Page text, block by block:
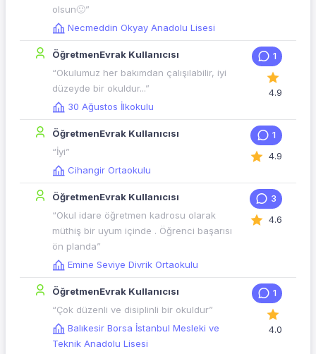
olsun🙂”
Necmeddin Okyay Anadolu Lisesi
ÖğretmenEvrak Kullanıcısı
“Okulumuz her bakımdan çalışılabilir, iyi
düzeyde bir okuldur...”
30 Ağustos İlkokulu
1
4.9
ÖğretmenEvrak Kullanıcısı
“İyi”
Cihangir Ortaokulu
1
4.9
ÖğretmenEvrak Kullanıcısı
“Okul idare öğretmen kadrosu olarak
müthiş bir uyum içinde . Öğrenci başarısı
ön planda”
Emine Seviye Divrik Ortaokulu
3
4.6
ÖğretmenEvrak Kullanıcısı
“Çok düzenli ve disiplinli bir okuldur”
Balıkesir Borsa İstanbul Mesleki ve
Teknik Anadolu Lisesi
1
4.0